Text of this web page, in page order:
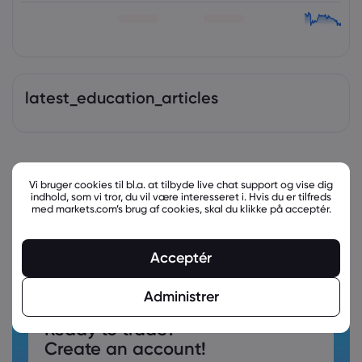
latest_education_articles
Ready to trade?
Create an account!
Vi bruger cookies til bl.a. at tilbyde live chat support og vise dig
indhold, som vi tror, du vil være interesseret i. Hvis du er tilfreds
med markets.com’s brug af cookies, skal du klikke på acceptér.
Acceptér
Administrer